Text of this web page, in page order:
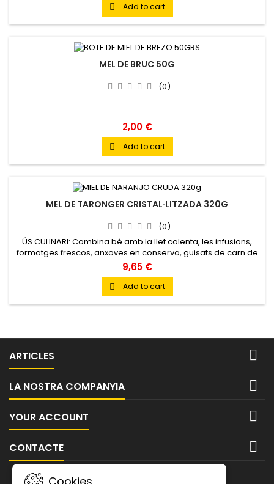
 Add to cart
MEL DE BRUC 50G
(0)
2,00 €
 Add to cart
MEL DE TARONGER CRISTAL·LITZADA 320G
(0)
ÚS CULINARI: Combina bé amb la llet calenta, les infusions,
formatges frescos, anxoves en conserva, guisats de carn de
ànec i gelats suaus.
9,65 €
 Add to cart
ARTICLES 
LA NOSTRA COMPANYIA 
YOUR ACCOUNT 
CONTACTE 